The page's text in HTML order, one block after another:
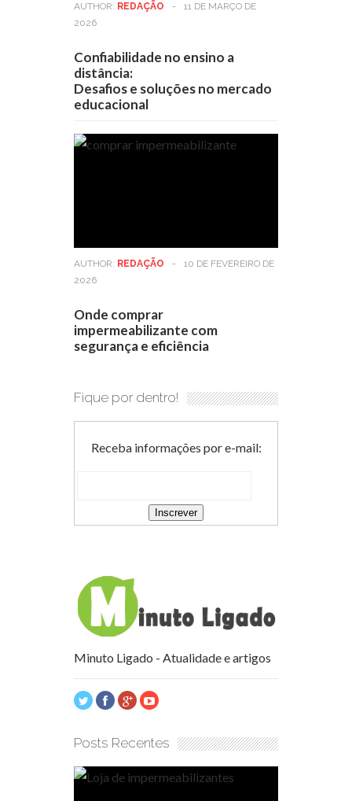
AUTHOR: REDAÇÃO -
11 DE MARÇO DE
2026
Confiabilidade no ensino a
distância:
Desafios e soluções no mercado
educacional
AUTHOR: REDAÇÃO -
10 DE FEVEREIRO DE
2026
Onde comprar
impermeabilizante com
segurança e eficiência
Fique por dentro!
Receba informações por e-mail:
Minuto Ligado - Atualidade e artigos
Posts Recentes